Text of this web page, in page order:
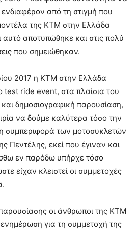
από τη στιγμή που
της KTM στην Ελλάδα
αποτυπώθηκε και στις πολύ
που σημειώθηκαν.
2017 η KTM στην Ελλάδα
ride event, στα πλαίσια του
δημοσιογραφική παρουσίαση,
να δούμε καλύτερα τόσο την
συμπεριφορά των μοτοσυκλετών
Πεντέλης, εκεί που έγιναν και
εν παρόδω υπήρχε τόσο
είχαν κλειστεί οι συμμετοχές
οι άνθρωποι της KTM
για τη συμμετοχή της